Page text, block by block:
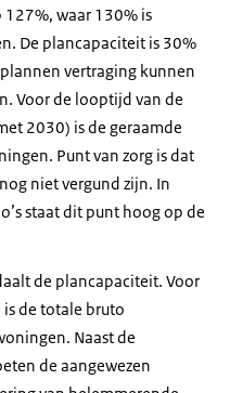
waar 130% is
De plancapaciteit is 30%
vertraging kunnen
Voor de looptijd van de
2030) is de geraamde
Punt van zorg is dat
niet vergund zijn. In
staat dit punt hoog op de
de plancapaciteit. Voor
de totale bruto
Naast de
de aangewezen